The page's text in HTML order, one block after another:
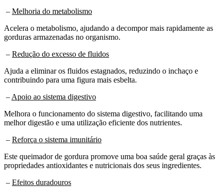
– Melhoria do metabolismo
Acelera o metabolismo, ajudando a decompor mais rapidamente as
gorduras armazenadas no organismo.
– Redução do excesso de fluidos
Ajuda a eliminar os fluidos estagnados, reduzindo o inchaço e
contribuindo para uma figura mais esbelta.
– Apoio ao sistema digestivo
Melhora o funcionamento do sistema digestivo, facilitando uma
melhor digestão e uma utilização eficiente dos nutrientes.
– Reforça o sistema imunitário
Este queimador de gordura promove uma boa saúde geral graças às
propriedades antioxidantes e nutricionais dos seus ingredientes.
– Efeitos duradouros